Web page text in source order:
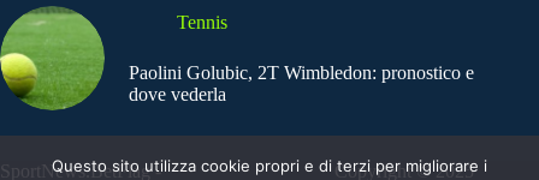
Tennis
Paolini Golubic, 2T Wimbledon: pronostico e
dove vederla
SportNews.BetFlag - Copyright © 2025
Questo sito utilizza cookie propri e di terzi per migliorare i